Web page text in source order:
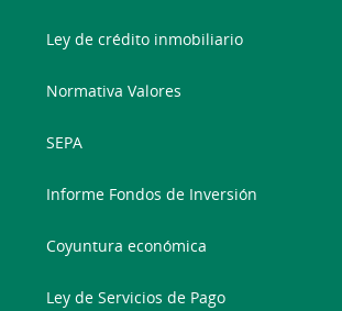
Ley de crédito inmobiliario
Normativa Valores
SEPA
Informe Fondos de Inversión
Coyuntura económica
Ley de Servicios de Pago